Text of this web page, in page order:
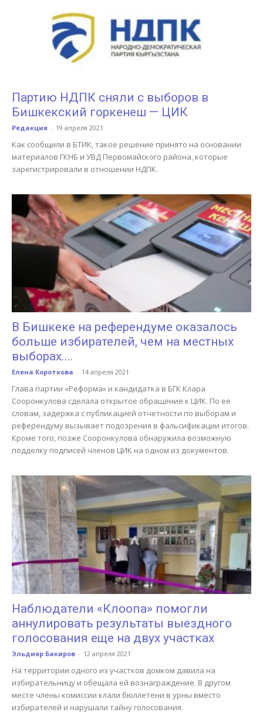
Партию НДПК сняли с выборов в
Бишкекский горкенеш — ЦИК
Редакция - 19 апреля 2021
Как сообщили в БТИК, такое решение принято на основании
материалов ГКНБ и УВД Первомайского района, которые
зарегистрировали в отношении НДПК.
В Бишкеке на референдуме оказалось
больше избирателей, чем на местных
выборах....
Елена Короткова - 14 апреля 2021
Глава партии «Реформа» и кандидатка в БГК Клара
Сооронкулова сделала открытое обращение к ЦИК. По ее
словам, задержка с публикацией отчетности по выборам и
референдуму вызывает подозрения в фальсификации итогов.
Кроме того, позже Сооронкулова обнаружила возможную
подделку подписей членов ЦИК на одном из документов.
Наблюдатели «Клоопа» помогли
аннулировать результаты выездного
голосования еще на двух участках
Эльдияр Бакиров - 12 апреля 2021
На территории одного из участков домком давила на
избирательницу и обещала ей вознаграждение. В другом
месте члены комиссии клали бюллетени в урны вместо
избирателей и нарушали тайну голосования.